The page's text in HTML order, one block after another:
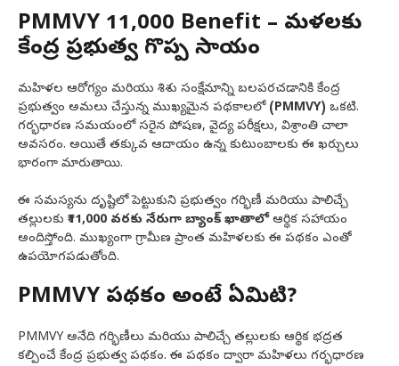
PMMVY ₹11,000 Benefit – మహిళలకు
కేంద్ర ప్రభుత్వ గొప్ప సాయం
మహిళల ఆరోగ్యం మరియు శిశు సంక్షేమాన్ని బలపరచడానికి కేంద్ర
ప్రభుత్వం అమలు చేస్తున్న ముఖ్యమైన పథకాలలో (PMMVY) ఒకటి.
గర్భధారణ సమయంలో సరైన పోషణ, వైద్య పరీక్షలు, విశ్రాంతి చాలా
అవసరం. అయితే తక్కువ ఆదాయం ఉన్న కుటుంబాలకు ఈ ఖర్చులు
భారంగా మారుతాయి.
ఈ సమస్యను దృష్టిలో పెట్టుకుని ప్రభుత్వం గర్భిణీ మరియు పాలిచ్చే
తల్లులకు ₹11,000 వరకు నేరుగా బ్యాంక్ ఖాతాలోఆర్థిక సహాయం
అందిస్తోంది. ముఖ్యంగా గ్రామీణ ప్రాంత మహిళలకు ఈ పథకం ఎంతో
ఉపయోగపడుతోంది.
PMMVY పథకం అంటే ఏమిటి?
PMMVY అనేది గర్భిణీలు మరియు పాలిచ్చే తల్లులకు ఆర్థిక భద్రత
కల్పించే కేంద్ర ప్రభుత్వ పథకం. ఈ పథకం ద్వారా మహిళలు గర్భధారణ